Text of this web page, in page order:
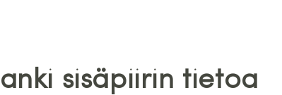
sisäpiirin tietoa